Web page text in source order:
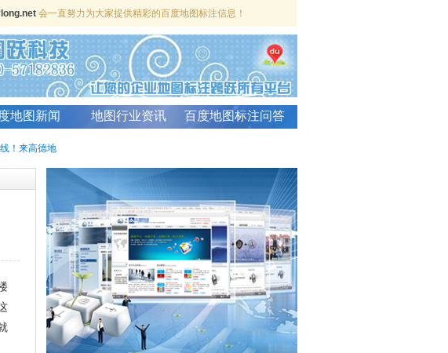
会一直努力为大家提供精彩的百度地图标注信息！
地图新闻 地图行业资讯 百度地图标注问答
！来高德地